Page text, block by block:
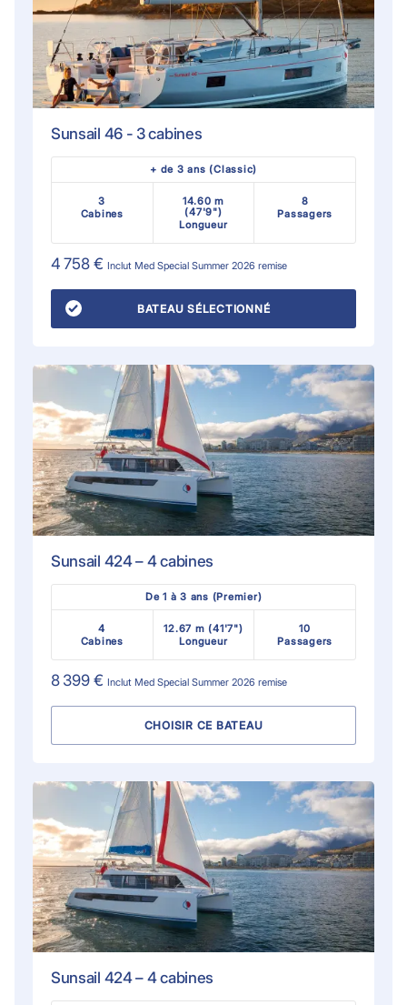
Sunsail 46 - 3 cabines
+ de 3 ans (Classic)
3
Cabines
14.60 m
(47'9")
Longueur
8
Passagers
4 758 € Inclut Med Special Summer 2026 remise
BATEAU SÉLECTIONNÉ
Sunsail 424 – 4 cabines
De 1 à 3 ans (Premier)
4
Cabines
12.67 m (41'7")
Longueur
10
Passagers
8 399 € Inclut Med Special Summer 2026 remise
CHOISIR CE BATEAU
Sunsail 424 – 4 cabines